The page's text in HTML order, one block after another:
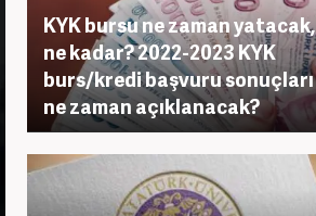
KYK bursu ne zaman yatacak,
ne kadar? 2022-2023 KYK
burs/kredi başvuru sonuçları
ne zaman açıklanacak?